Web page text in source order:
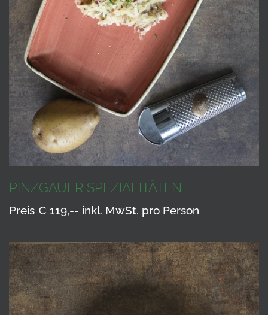
PINZGAUER SPEZIALITÄTEN
Preis € 119,-- inkl. MwSt. pro Person